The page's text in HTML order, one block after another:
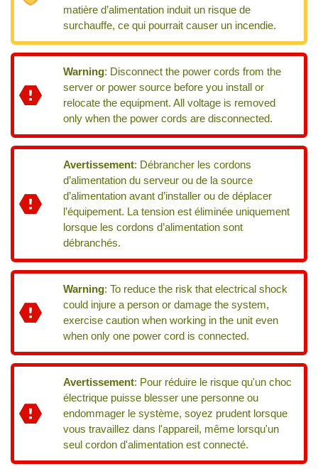
matière d’alimentation induit un risque de
surchauffe, ce qui pourrait causer un incendie.
Warning: Disconnect the power cords from the
server or power source before you install or
relocate the equipment. All voltage is removed
only when the power cords are disconnected.
Avertissement: Débrancher les cordons
d’alimentation du serveur ou de la source
d’alimentation avant d’installer ou de déplacer
l’équipement. La tension est éliminée uniquement
lorsque les cordons d’alimentation sont
débranchés.
Warning:To reduce the risk that electrical shock
could injure a person or damage the system,
exercise caution when working in the unit even
when only one power cord is connected.
Avertissement: Pour réduire le risque qu'un choc
électrique puisse blesser une personne ou
endommager le système, soyez prudent lorsque
vous travaillez dans l'appareil, même lorsqu'un
seul cordon d'alimentation est connecté.